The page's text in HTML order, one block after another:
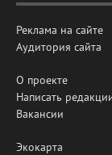
Реклама на сайте
Аудитория сайта
О проекте
Написать
Вакансии
Экокарта